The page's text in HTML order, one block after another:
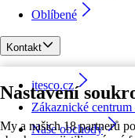
Nastavení
My a našich 18 partnerů
Oblíbené
Kontakt
itesco.cz
Zákaznické
Naše obchody